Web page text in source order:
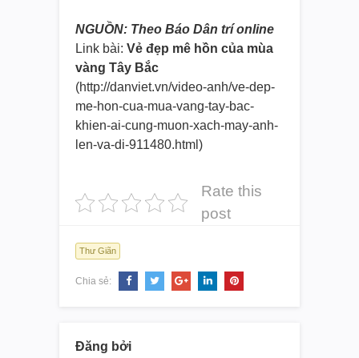
NGUỒN: Theo Báo Dân trí online
Link bài: Vẻ đẹp mê hồn của mùa
vàng Tây Bắc
(http://danviet.vn/video-anh/ve-dep-
me-hon-cua-mua-vang-tay-bac-
khien-ai-cung-muon-xach-may-anh-
len-va-di-911480.html)
Rate this
post
Thư Giãn
Chia sẻ:
Đăng bởi